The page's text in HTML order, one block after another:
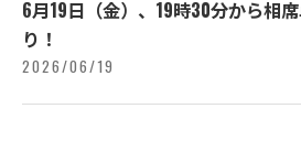
6月19日（金）、19時30分から相
り！
2026/06/19